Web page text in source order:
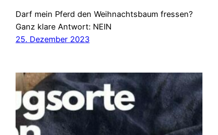
Darf mein Pferd den Weihnachtsbaum fressen?
Ganz klare Antwort: NEIN
25. Dezember 2023